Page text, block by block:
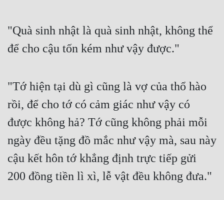
"Quà sinh nhật là quà sinh nhật, không thể
để cho cậu tốn kém như vậy được."
"Tớ hiện tại dù gì cũng là vợ của thổ hào
rồi, để cho tớ có cảm giác như vậy có
được không hả? Tớ cũng không phải mỗi
ngày đều tặng đồ mắc như vậy mà, sau này
cậu kết hôn tớ khẳng định trực tiếp gửi
200 đồng tiền lì xì, lễ vật đều không đưa."